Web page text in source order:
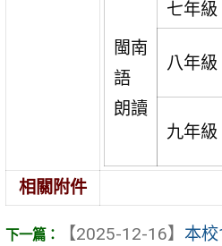
閩南
語
朗讀
七年級
八年級
九年級
相關附件
【2025-12-16】 本